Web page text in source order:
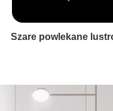
Szkło kruszone 0,1-0,4 mm